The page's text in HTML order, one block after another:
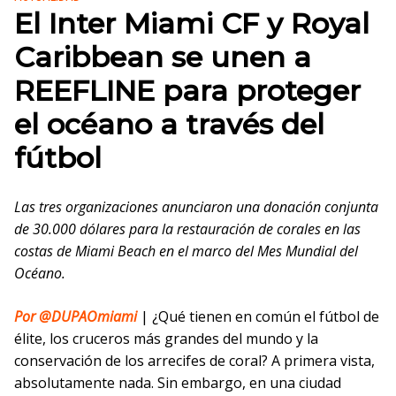
El Inter Miami CF y Royal
Caribbean se unen a
REEFLINE para proteger
el océano a través del
fútbol
Las tres organizaciones anunciaron una donación conjunta
de 30.000 dólares para la restauración de corales en las
costas de Miami Beach en el marco del Mes Mundial del
Océano.
Por @DUPAOmiami| ¿Qué tienen en común el fútbol de
élite, los cruceros más grandes del mundo y la
conservación de los arrecifes de coral? A primera vista,
absolutamente nada. Sin embargo, en una ciudad